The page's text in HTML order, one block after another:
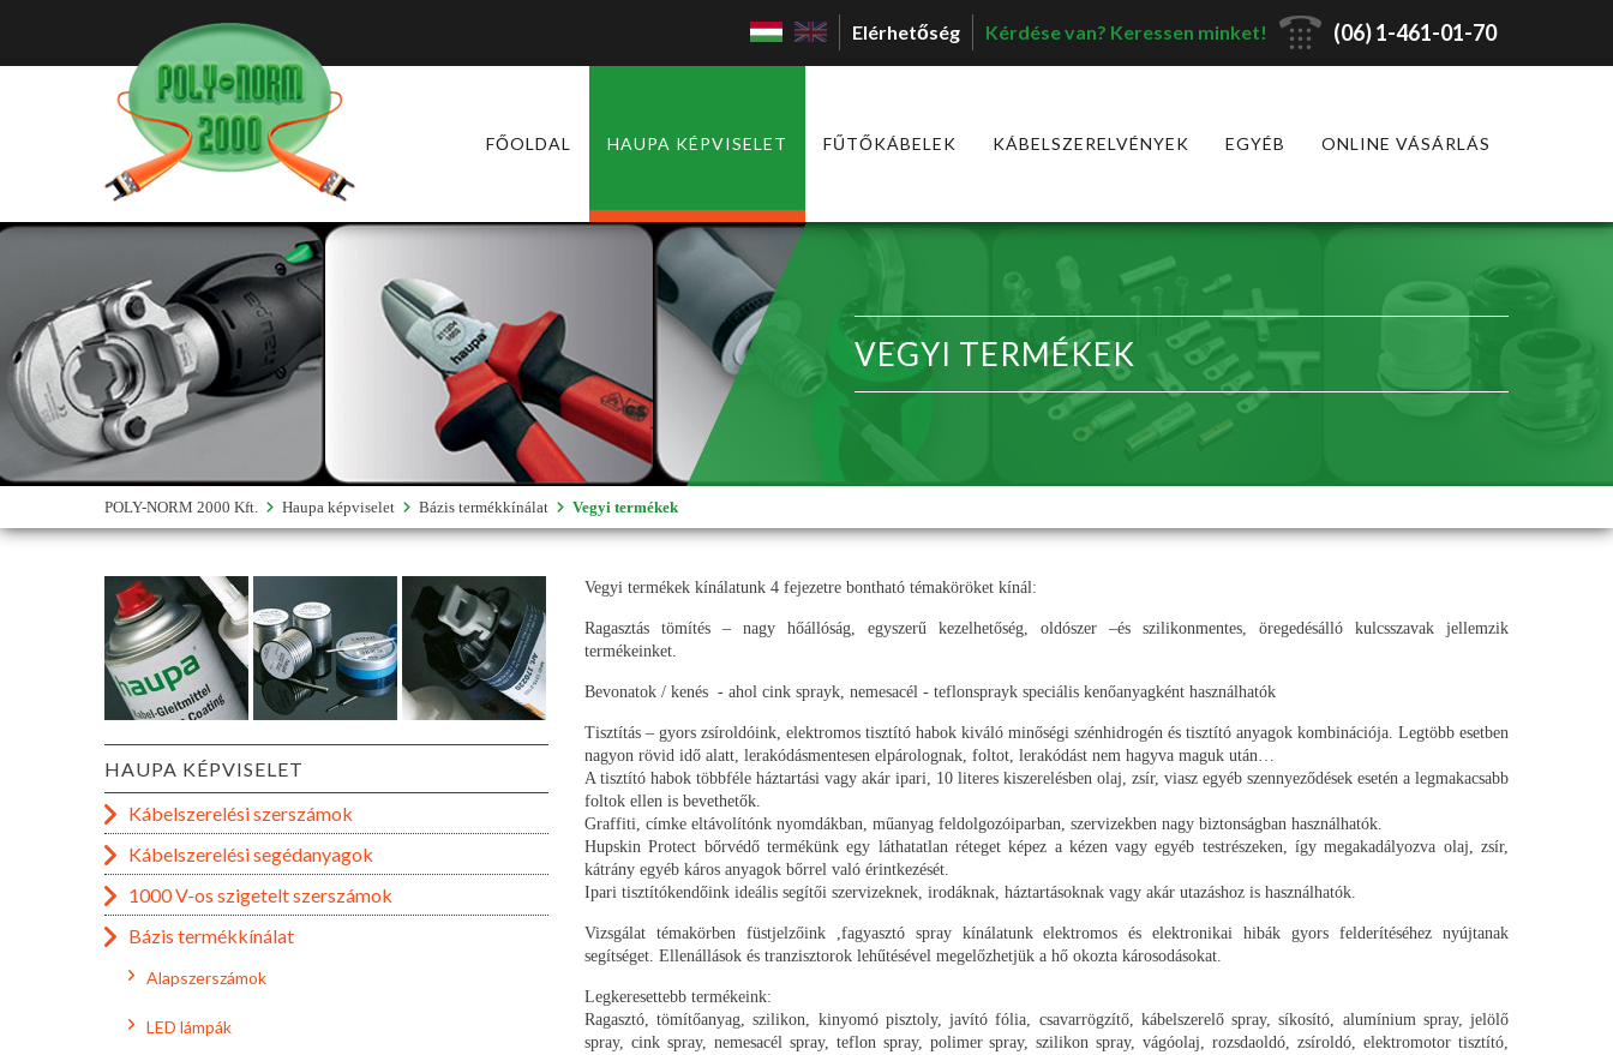
Elérhetőség Kérdése van? Keressen minket! (06) 1-461-01-70
FŐOLDAL HAUPA KÉPVISELET FŰTŐKÁBELEK KÁBELSZERELVÉNYEK EGYÉB ONLINE VÁSÁRLÁS
VEGYI TERMÉKEK
POLY-NORM 2000 Kft. Haupa képviselet Bázis termékkínálat Vegyi termékek
HAUPA KÉPVISELET
Kábelszerelési szerszámok
Kábelszerelési segédanyagok
1000 V-os szigetelt szerszámok
Bázis termékkínálat
Alapszerszámok
LED lámpák
Vegyi termékek kínálatunk 4 fejezetre bontható témaköröket kínál:
Ragasztás tömítés – nagy hőállóság, egyszerű kezelhetőség, oldószer –és szilikonmentes, öregedésálló kulcsszavak jellemzik
termékeinket.
Bevonatok / kenés - ahol cink sprayk, nemesacél - teflonsprayk speciális kenőanyagként használhatók
Tisztítás – gyors zsíroldóink, elektromos tisztító habok kiváló minőségi szénhidrogén és tisztító anyagok kombinációja. Legtöbb esetben
nagyon rövid idő alatt, lerakódásmentesen elpárolognak, foltot, lerakódást nem hagyva maguk után…
A tisztító habok többféle háztartási vagy akár ipari, 10 literes kiszerelésben olaj, zsír, viasz egyéb szennyeződések esetén a legmakacsabb
foltok ellen is bevethetők.
Graffiti, címke eltávolítónk nyomdákban, műanyag feldolgozóiparban, szervizekben nagy biztonságban használhatók.
Hupskin Protect bőrvédő termékünk egy láthatatlan réteget képez a kézen vagy egyéb testrészeken, így megakadályozva olaj, zsír,
kátrány egyéb káros anyagok bőrrel való érintkezését.
Ipari tisztítókendőink ideális segítői szervizeknek, irodáknak, háztartásoknak vagy akár utazáshoz is használhatók.
Vizsgálat témakörben füstjelzőink ,fagyasztó spray kínálatunk elektromos és elektronikai hibák gyors felderítéséhez nyújtanak
segítséget. Ellenállások és tranzisztorok lehűtésével megelőzhetjük a hő okozta károsodásokat.
Legkeresettebb termékeink:
Ragasztó, tömítőanyag, szilikon, kinyomó pisztoly, javító fólia, csavarrögzítő, kábelszerelő spray, síkosító, alumínium spray, jelölő
spray, cink spray, nemesacél spray, teflon spray, polimer spray, szilikon spray, vágóolaj, rozsdaoldó, zsíroldó, elektromotor tisztító,